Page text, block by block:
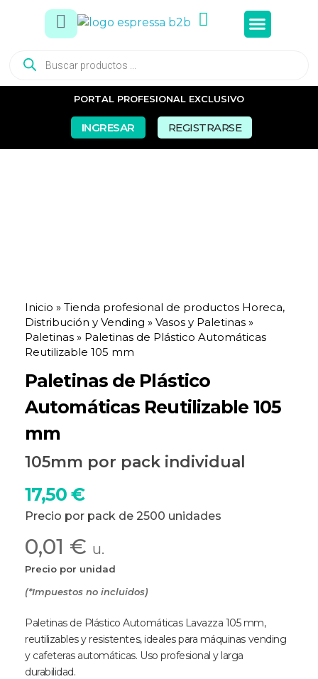
PORTAL PROFESIONAL EXCLUSIVO
INGRESAR REGISTRARSE
Inicio » Tienda profesional de productos Horeca,
Distribución y Vending » Vasos y Paletinas »
Paletinas » Paletinas de Plástico Automáticas
Reutilizable 105 mm
Paletinas de Plástico
Automáticas Reutilizable 105
mm
105mm por pack individual
Precio por pack de 2500 unidades
(*Impuestos no incluidos)
17,50 €
Precio por unidad
Paletinas de Plástico Automáticas Lavazza 105 mm,
reutilizables y resistentes, ideales para máquinas vending
y cafeteras automáticas. Uso profesional y larga
durabilidad.
0,01 € u.